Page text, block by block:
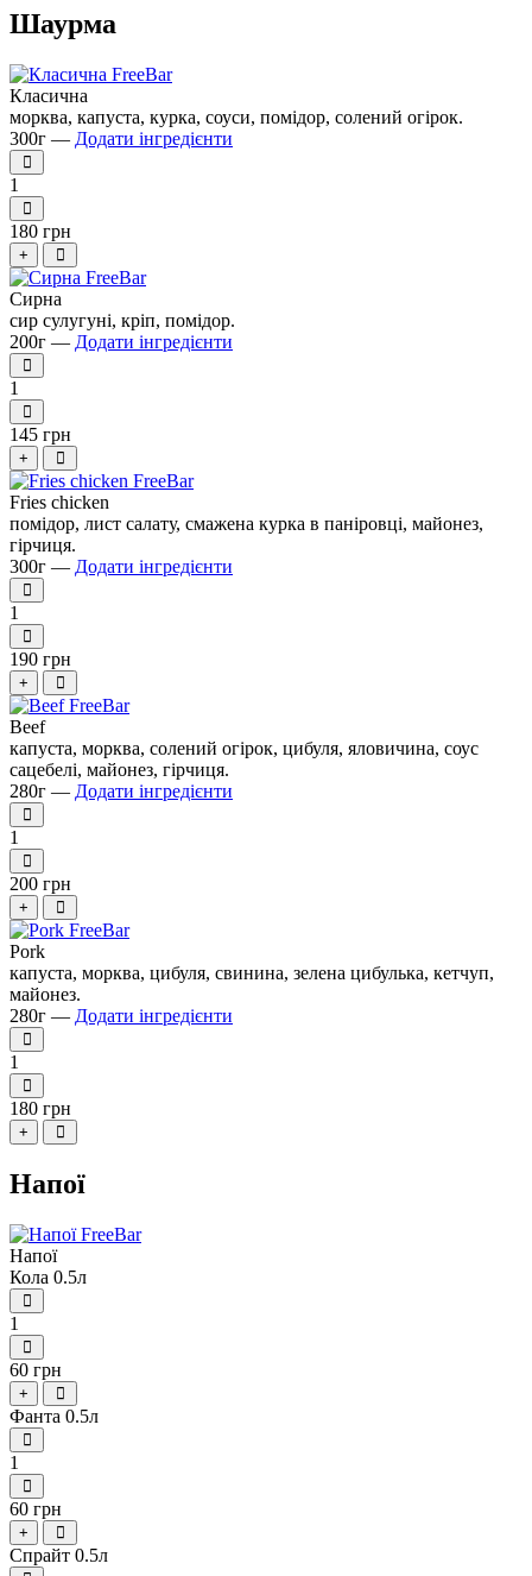
Шаурма
Класична
морква, капуста, курка, соуси, помідор, солений огірок.
300г — Додати інгредієнти
1
180 грн
+
Сирна
сир сулугуні, кріп, помідор.
200г — Додати інгредієнти
1
145 грн
+
Fries chicken
помідор, лист салату, смажена курка в паніровці, майонез,
гірчиця.
300г — Додати інгредієнти
1
190 грн
+
Beef
капуста, морква, солений огірок, цибуля, яловичина, соус
сацебелі, майонез, гірчиця.
280г — Додати інгредієнти
1
200 грн
+
Pork
капуста, морква, цибуля, свинина, зелена цибулька, кетчуп,
майонез.
280г — Додати інгредієнти
1
180 грн
+
Напої
Напої
Кола 0.5л
1
60 грн
+
Фанта 0.5л
1
60 грн
+
Спрайт 0.5л